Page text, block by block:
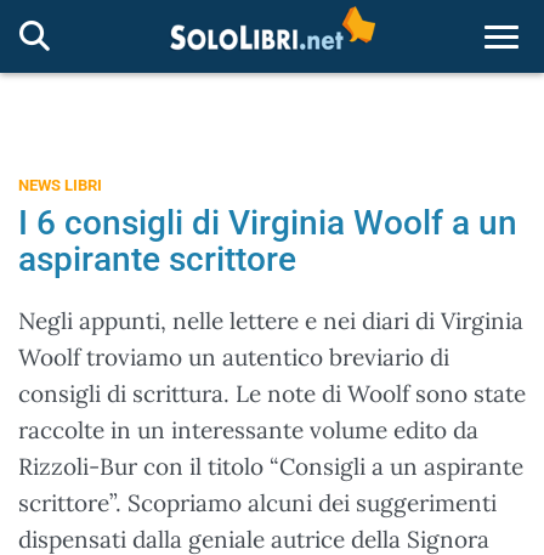
NEWS LIBRI
I 6 consigli di Virginia Woolf a un
aspirante scrittore
Negli appunti, nelle lettere e nei diari di Virginia
Woolf troviamo un autentico breviario di
consigli di scrittura. Le note di Woolf sono state
raccolte in un interessante volume edito da
Rizzoli-Bur con il titolo “Consigli a un aspirante
scrittore”. Scopriamo alcuni dei suggerimenti
dispensati dalla geniale autrice della Signora